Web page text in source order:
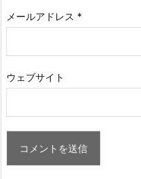
メールアドレス *
ウェブサイト